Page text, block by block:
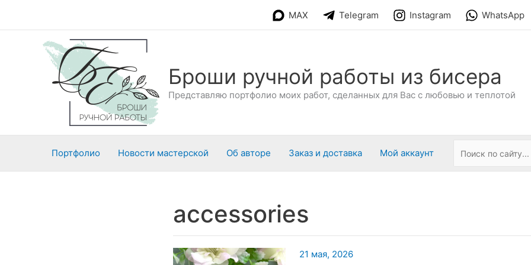
MAX Telegram Instagram WhatsApp
Броши ручной работы из бисера
Представляю портфолио моих работ, сделанных для Вас с любовью и теплотой
Портфолио Новости мастерской Об авторе Заказ и доставка Мой аккаунт
accessories
21 мая, 2026